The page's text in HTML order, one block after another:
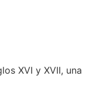
XVI y XVII, una